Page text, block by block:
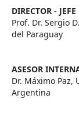
DIRECTOR -
Prof. Dr. Sergio
del Paraguay
ASESOR
Dr. Máximo Paz,
Argentina